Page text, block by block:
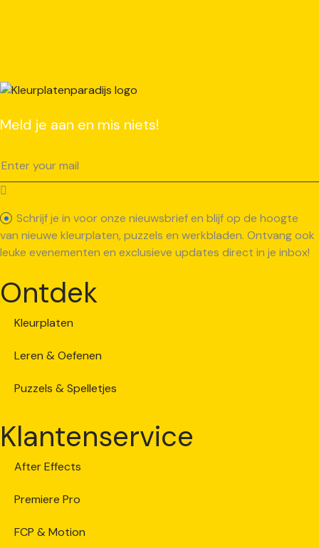
Meld je aan en mis niets!
Schrijf je in voor onze nieuwsbrief en blijf op de hoogte
van nieuwe kleurplaten, puzzels en werkbladen. Ontvang ook
leuke evenementen en exclusieve updates direct in je inbox!
Ontdek
Kleurplaten
Leren & Oefenen
Puzzels & Spelletjes
Klantenservice
After Effects
Premiere Pro
FCP & Motion